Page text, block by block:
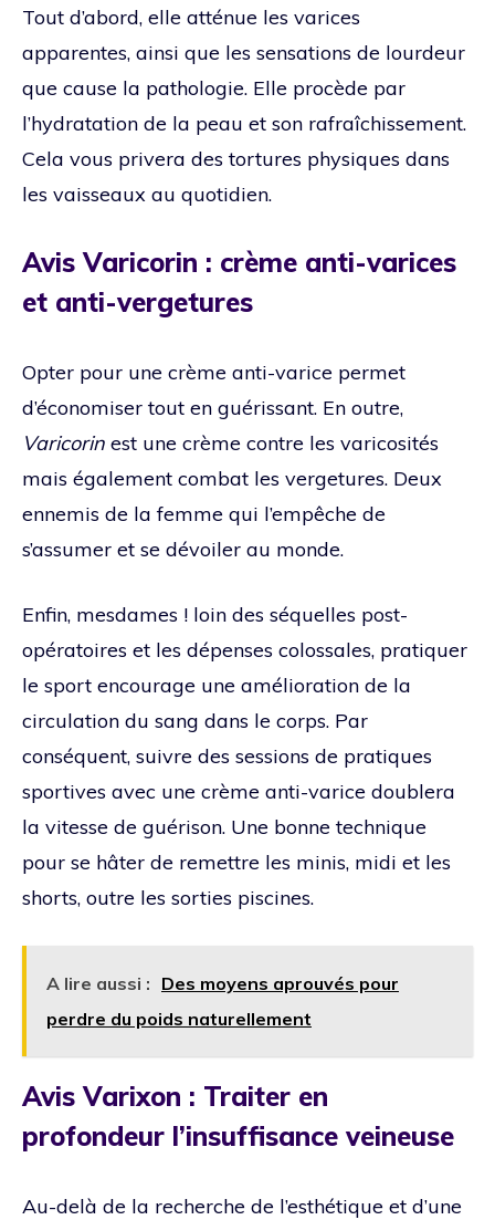
Tout d’abord, elle atténue les varices
apparentes, ainsi que les sensations de lourdeur
que cause la pathologie. Elle procède par
l’hydratation de la peau et son rafraîchissement.
Cela vous privera des tortures physiques dans
les vaisseaux au quotidien.
Avis Varicorin : crème anti-varices
et anti-vergetures
Opter pour une crème anti-varice permet
d’économiser tout en guérissant. En outre,
Varicorin est une crème contre les varicosités
mais également combat les vergetures. Deux
ennemis de la femme qui l’empêche de
s’assumer et se dévoiler au monde.
Enfin, mesdames ! loin des séquelles post-
opératoires et les dépenses colossales, pratiquer
le sport encourage une amélioration de la
circulation du sang dans le corps. Par
conséquent, suivre des sessions de pratiques
sportives avec une crème anti-varice doublera
la vitesse de guérison. Une bonne technique
pour se hâter de remettre les minis, midi et les
shorts, outre les sorties piscines.
A lire aussi : Des moyens aprouvés pour
perdre du poids naturellement
Avis Varixon : Traiter en
profondeur l’insuffisance veineuse
Au-delà de la recherche de l’esthétique et d’une